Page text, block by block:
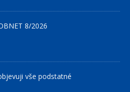
8/2026
vše podstatné